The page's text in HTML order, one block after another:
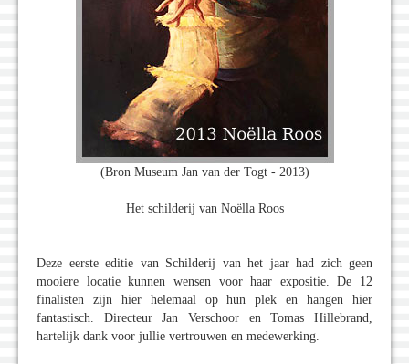
(Bron Museum Jan van der Togt - 2013)
Het schilderij van Noëlla Roos
Deze eerste editie van Schilderij van het jaar had zich geen
mooiere locatie kunnen wensen voor haar expositie. De 12
finalisten zijn hier helemaal op hun plek en hangen hier
fantastisch. Directeur Jan Verschoor en Tomas Hillebrand,
hartelijk dank voor jullie vertrouwen en medewerking.